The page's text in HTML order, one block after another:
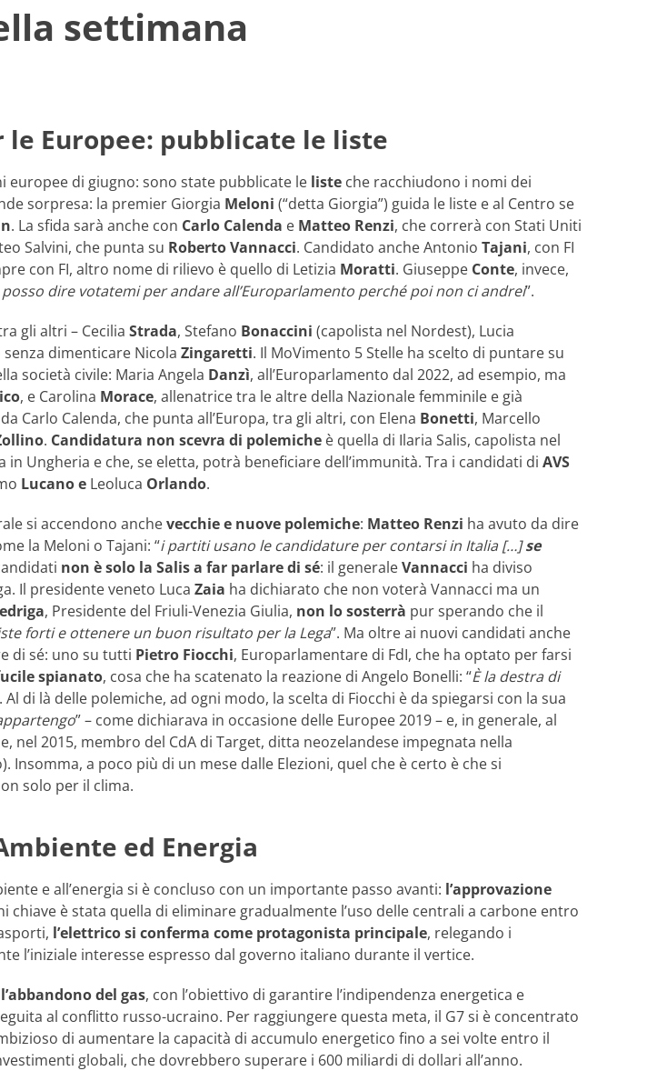
settimana
le Europee: pubblicate le liste
europee di giugno: sono state pubblicate le liste che racchiudono i nomi dei
sorpresa: la premier Giorgia Meloni (“detta Giorgia”) guida le liste e al Centro se
. La sfida sarà anche con Carlo Calenda e Matteo Renzi, che correrà con Stati Uniti
Salvini, che punta su Roberto Vannacci. Candidato anche Antonio Tajani, con FI
con FI, altro nome di rilievo è quello di Letizia Moratti. Giuseppe Conte, invece,
dire votatemi per andare all’Europarlamento perché poi non ci andrei”.
gli altri – Cecilia Strada, Stefano Bonaccini (capolista nel Nordest), Lucia
dimenticare Nicola Zingaretti. Il MoVimento 5 Stelle ha scelto di puntare su
società civile: Maria Angela Danzì, all’Europarlamento dal 2022, ad esempio, ma
, e Carolina Morace, allenatrice tra le altre della Nazionale femminile e già
Carlo Calenda, che punta all’Europa, tra gli altri, con Elena Bonetti, Marcello
. Candidatura non scevra di polemiche è quella di Ilaria Salis, capolista nel
Ungheria e che, se eletta, potrà beneficiare dell’immunità. Tra i candidati di AVS
Lucano e Leoluca Orlando.
si accendono anchevecchie e nuove polemiche: Matteo Renzi ha avuto da dire
la Meloni o Tajani: “i partiti usano le candidature per contarsi in Italia […]se
non è solo la Salis a far parlare di sé: il generaleVannacci ha diviso
Il presidente veneto Luca Zaia ha dichiarato che non voterà Vannacci ma un
, Presidente del Friuli-Venezia Giulia, non lo sosterrà pur sperando che il
forti e ottenere un buon risultato per la Lega”. Ma oltre ai nuovi candidati anche
di sé: uno su tutti Pietro Fiocchi, Europarlamentare di FdI, che ha optato per farsi
spianato, cosa che ha scatenato la reazione di Angelo Bonelli: “È la destra di
Al di là delle polemiche, ad ogni modo, la scelta di Fiocchi è da spiegarsi con la sua
” – come dichiarava in occasione delle Europee 2019 – e, in generale, al
nel 2015, membro del CdA di Target, ditta neozelandese impegnata nella
Insomma, a poco più di un mese dalle Elezioni, quel che è certo è che si
solo per il clima.
ed Energia
e all’energia si è concluso con un importante passo avanti: l’approvazione
chiave è stata quella di eliminare gradualmente l’uso delle centrali a carbone entro
l’elettrico si conferma come protagonista principale, relegando i
l’iniziale interesse espresso dal governo italiano durante il vertice.
l’abbandono del gas, con l’obiettivo di garantire l’indipendenza energetica e
al conflitto russo-ucraino. Per raggiungere questa meta, il G7 si è concentrato
di aumentare la capacità di accumulo energetico fino a sei volte entro il
globali, che dovrebbero superare i 600 miliardi di dollari all’anno.